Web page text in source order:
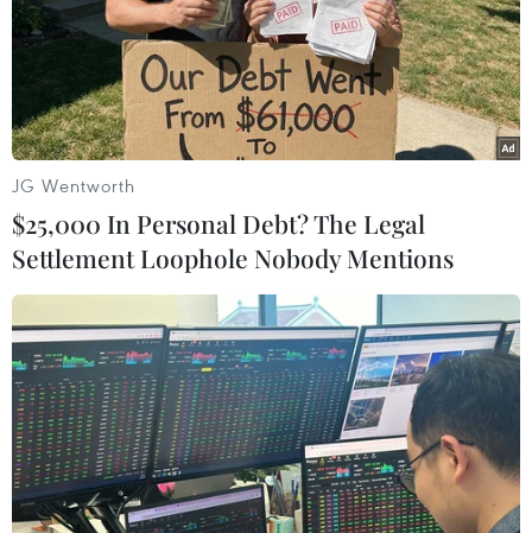
Yên Bái-Lào Cai thuộc tuyến cao tốc Nội Bài-Lào Cai
theo quy định của pháp luật về đầu tư công.
VEC tính toán phương án tài chính ra sao
JG Wentworth
$25,000 In Personal Debt? The Legal
Settlement Loophole Nobody Mentions